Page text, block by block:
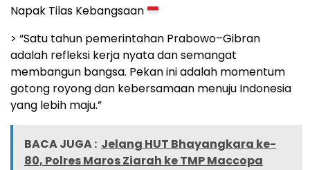
Napak Tilas Kebangsaan
> “Satu tahun pemerintahan Prabowo–Gibran
adalah refleksi kerja nyata dan semangat
membangun bangsa. Pekan ini adalah momentum
gotong royong dan kebersamaan menuju Indonesia
yang lebih maju.”
BACA JUGA : Jelang HUT Bhayangkara ke-
80, Polres Maros Ziarah ke TMP Maccopa